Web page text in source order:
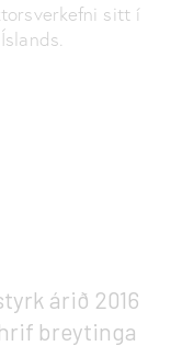
sitt í
árið 2016
breytinga